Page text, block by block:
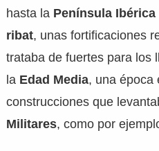
hasta la Península Ibérica
ribat, unas fortificaciones
trataba de fuertes para los
la Edad Media, una época
construcciones que
Militares, como por